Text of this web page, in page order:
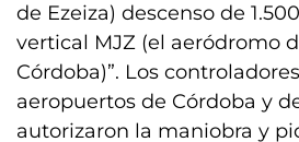
de Ezeiza) descenso de
vertical MJZ (el aeródromo
Córdoba)”. Los
aeropuertos de Córdoba y
autorizaron la maniobra y